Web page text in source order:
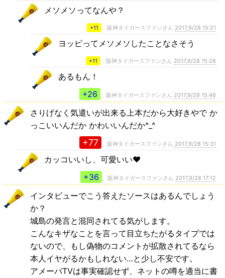
メソメソってなんや？
+11 阪神タイガースファンさん 2017,9/28 15:21
ヨッピってメソメソしたことなさそう
+11 阪神タイガースファンさん 2017,9/28 15:26
あるもん！
+26
阪神タイガースファンさん 2017,9/28 15:46
さりげなく気遣いが出来る上本だから大好きやで か
っこいいんだか かわいいんだか^_^
+77 阪神タイガースファンさん 2017,9/28 15:31
カッコいいし、可愛いい❤️
+36
阪神タイガースファンさん 2017,9/28 17:12
インタビューでこう答えたソースはあるんでしょう
か？
城島の発言と混同されてる気がします。
こんなキザなことを言って目立ちたがるタイプでは
ないので、もし偽物のコメントが拡散されてるなら
本人イヤがるかもしれない…と少し不安です。
アメーバTVは事実確認せず、ネットの噂を適当に書